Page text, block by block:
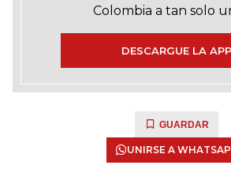
Colombia a tan solo
DESCARGUE LA APP
GUARDAR
UNIRSE A